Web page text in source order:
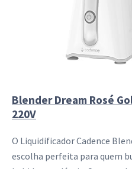
Blender Dream Rosé
220V
O Liquidificador Cadence
escolha perfeita para quem